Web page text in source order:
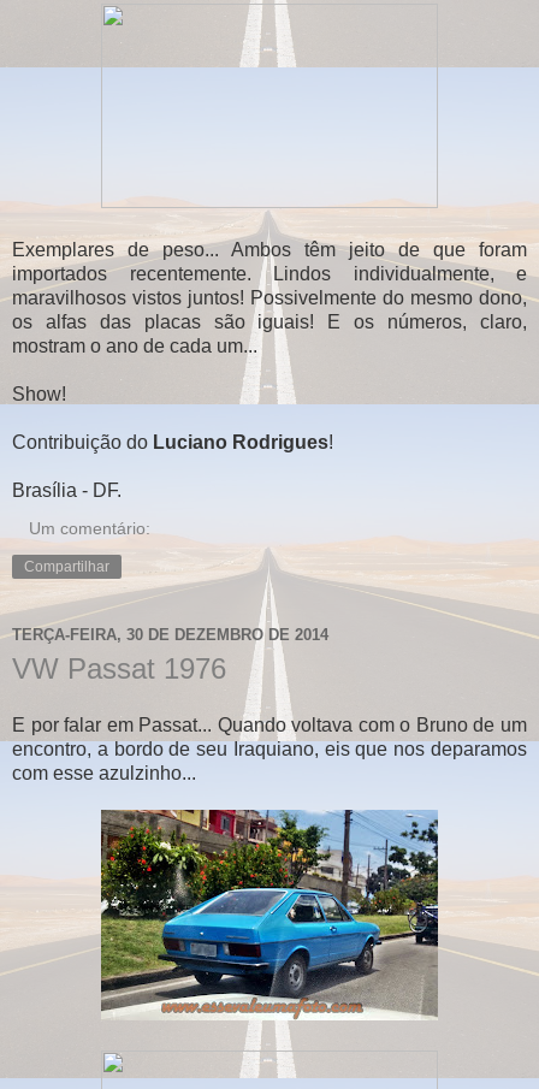
Exemplares de peso... Ambos têm jeito de que foram
importados recentemente. Lindos individualmente, e
maravilhosos vistos juntos! Possivelmente do mesmo dono,
os alfas das placas são iguais! E os números, claro,
mostram o ano de cada um...
Show!
Contribuição do Luciano Rodrigues!
Brasília - DF.
Um comentário:
Compartilhar
TERÇA-FEIRA, 30 DE DEZEMBRO DE 2014
VW Passat 1976
E por falar em Passat... Quando voltava com o Bruno de um
encontro, a bordo de seu Iraquiano, eis que nos deparamos
com esse azulzinho...